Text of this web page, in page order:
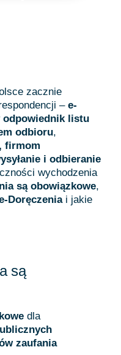
zacznie
– e-
odpowiednik listu
odbioru,
firmom
i odbieranie
wychodzenia
są obowiązkowe,
Doręczeniai jakie
są
dla
zaufania